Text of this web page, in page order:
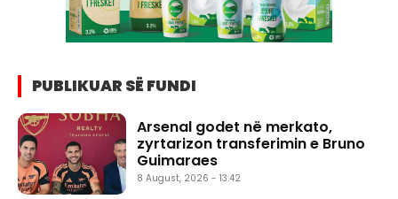
PUBLIKUAR SË FUNDI
Arsenal godet në merkato,
zyrtarizon transferimin e Bruno
Guimaraes
8 August, 2026 - 13:42